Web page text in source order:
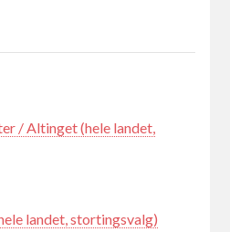
/ Altinget (hele landet,
landet, stortingsvalg)